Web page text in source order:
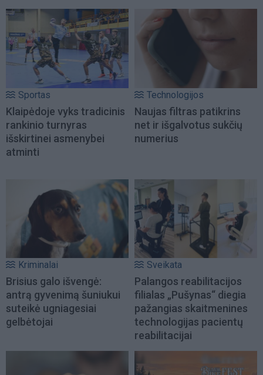
Sportas
Klaipėdoje vyks tradicinis
rankinio turnyras
išskirtinei asmenybei
atminti
Technologijos
Naujas filtras patikrins
net ir išgalvotus sukčių
numerius
Kriminalai
Brisius galo išvengė:
antrą gyvenimą šuniukui
suteikė ugniagesiai
gelbėtojai
Sveikata
Palangos reabilitacijos
filialas „Pušynas“ diegia
pažangias skaitmenines
technologijas pacientų
reabilitacijai